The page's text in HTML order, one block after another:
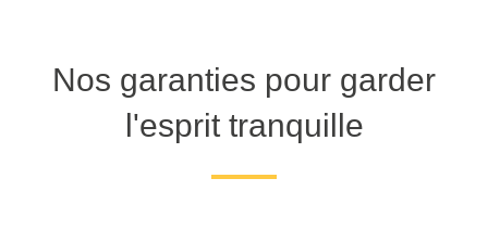
Nos garanties pour garder
l'esprit tranquille